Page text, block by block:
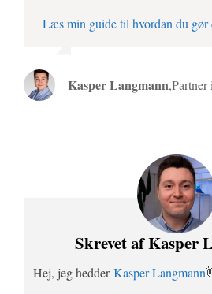
Læs min guide til hvordan du gør
Kasper Langmann,
Skrevet af Kasper
Hej, jeg hedderKasper Langmann